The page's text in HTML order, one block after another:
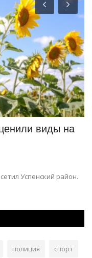
виды на
Успенский район.
полиция спорт